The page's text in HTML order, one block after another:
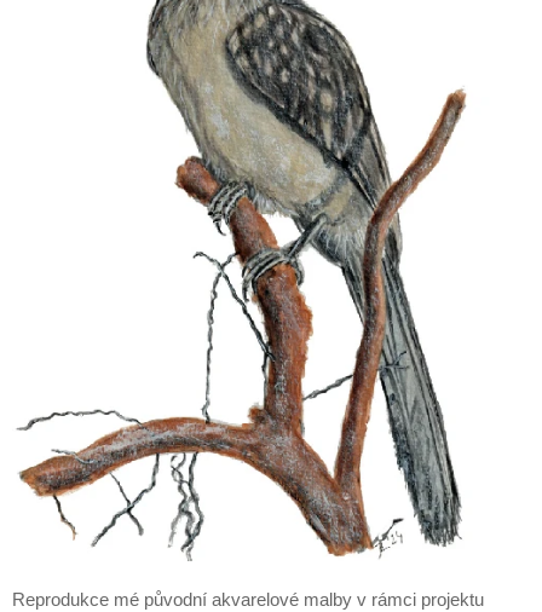
Reprodukce mé původní akvarelové malby v rámci projektu